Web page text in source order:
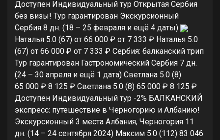
Доступен Индивидуальный тур Открытая Сербия
без визы! Тур гарантирован Экскурсионный
Сербия 8 дн. (18 – 25 февраля и ещё 4 даты)
Наталья 5.0 (67) от 66 000 ₽ от 7 333 ₽ Наталья 5.0
(67) от 66 000 ₽ от 7 333 ₽ Сербия: балканский трип
Тур гарантирован Гастрономический Сербия 7 дн.
(24 – 30 апреля и ещё 1 дата) Светлана 5.0 (8)
65 000 ₽ 8 125 ₽ Светлана 5.0 (8) 65 000 ₽ 8 125 ₽
Доступен Индивидуальный тур -2% БАЛКАНСКИЙ
экспресс: путешествие в Черногорию и Албанию!
Экскурсионный 3 места Албания, Черногория 11
дн. (14 – 24 сентября 2024) Максим 5.0 (112) 83 046